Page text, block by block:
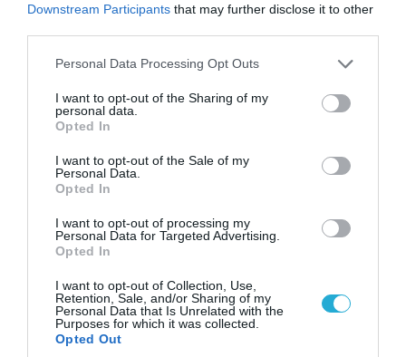
Downstream Participants that may further disclose it to other
Please note that this website/app uses one or more Google
not limited to your visit or usage behaviour. You may click to
grant or deny consent to Google and its third-party tags to
use your data for below specified purposes in below Google
consent section.
Personal Data Processing Opt Outs
I want to opt-out of the Sharing of my
personal data.
Opted In
I want to opt-out of the Sale of my
Personal Data.
Opted In
I want to opt-out of processing my
Personal Data for Targeted Advertising.
Opted In
I want to opt-out of Collection, Use,
Retention, Sale, and/or Sharing of my
Personal Data that Is Unrelated with the
Purposes for which it was collected.
Opted Out
«Σταματήστε τον Τραμπ αλλιώς θα σας
χτυπήσουμε σκληρά»
06.08.2026 | 17:02